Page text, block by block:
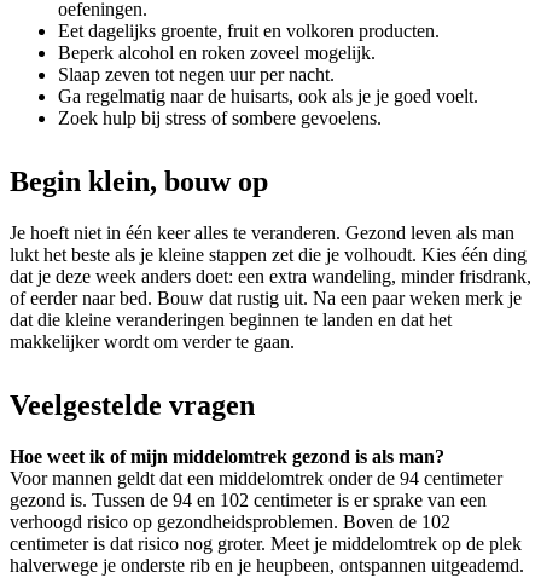
oefeningen.
Eet dagelijks groente, fruit en volkoren producten.
Beperk alcohol en roken zoveel mogelijk.
Slaap zeven tot negen uur per nacht.
Ga regelmatig naar de huisarts, ook als je je goed voelt.
Zoek hulp bij stress of sombere gevoelens.
Begin klein, bouw op
Je hoeft niet in één keer alles te veranderen. Gezond leven als man
lukt het beste als je kleine stappen zet die je volhoudt. Kies één ding
dat je deze week anders doet: een extra wandeling, minder frisdrank,
of eerder naar bed. Bouw dat rustig uit. Na een paar weken merk je
dat die kleine veranderingen beginnen te landen en dat het
makkelijker wordt om verder te gaan.
Veelgestelde vragen
Hoe weet ik of mijn middelomtrek gezond is als man?
Voor mannen geldt dat een middelomtrek onder de 94 centimeter
gezond is. Tussen de 94 en 102 centimeter is er sprake van een
verhoogd risico op gezondheidsproblemen. Boven de 102
centimeter is dat risico nog groter. Meet je middelomtrek op de plek
halverwege je onderste rib en je heupbeen, ontspannen uitgeademd.